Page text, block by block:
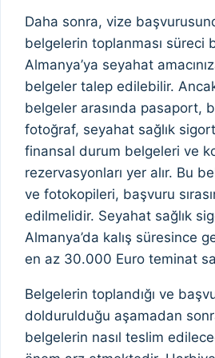
Daha sonra, vize
belgelerin toplanması süreci
Almanya’ya seyahat
belgeler talep edilebilir.
belgeler arasında pasaport,
fotoğraf, seyahat sağlık
finansal durum belgeleri ve
rezervasyonları yer alır. Bu
ve fotokopileri, başvuru
edilmelidir. Seyahat sağlık
Almanya’da kalış süresince
en az 30.000 Euro teminat
Belgelerin toplandığı ve
doldurulduğu aşamadan
belgelerin nasıl teslim